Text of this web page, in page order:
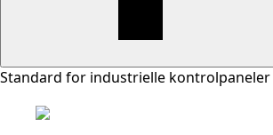
Standard for industrielle kontrolpaneler